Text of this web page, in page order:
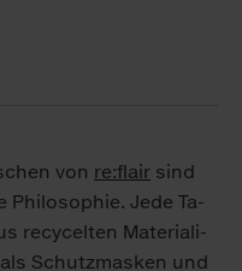
von re:flair sind
Phi­lo­so­phie. Je­de Ta­
re­cy­cel­ten Ma­te­ria­li­
Schutz­mas­ken und